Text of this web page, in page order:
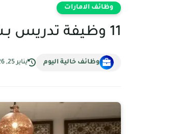
وظائف الامارات
11 وظيفة تدريس بـشغل في الامارات 2026: JESS دبي
وظائف خالية اليوم يناير 25, 2026